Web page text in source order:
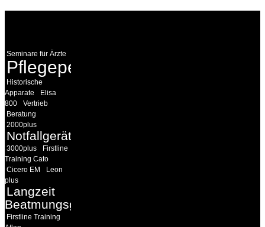
Seminare für Ärzte
Pflegepersonal
Historische
Apparate
Elisa
800
Vertrieb
Beratung
2000plus
Notfallgeräte
3000plus
Firstline
Training Cato
Cicero EM
Leon
plus
Langzeit
Beatmungsgeräte
Firstline Training